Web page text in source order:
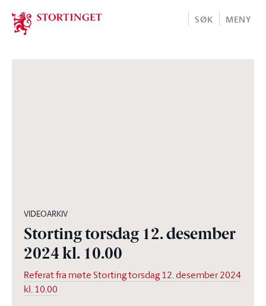
Stortinget.no
SØK MENY
VIDEOARKIV
Storting torsdag 12. desember
2024 kl. 10.00
Referat fra møte Storting torsdag 12. desember 2024
kl. 10.00